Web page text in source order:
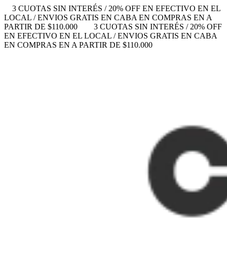
3 CUOTAS SIN INTERÉS / 20% OFF EN EFECTIVO EN EL
LOCAL / ENVIOS GRATIS EN CABA EN COMPRAS EN A
PARTIR DE $110.000
3 CUOTAS SIN INTERÉS / 20% OFF
EN EFECTIVO EN EL LOCAL / ENVIOS GRATIS EN CABA
EN COMPRAS EN A PARTIR DE $110.000